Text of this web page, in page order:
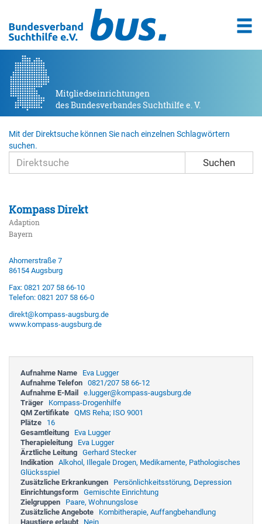
Mitgliedseinrichtungen
des Bundesverbandes Suchthilfe e. V.
Mit der Direktsuche können Sie nach einzelnen Schlagwörtern
suchen.
Suchen
Kompass Direkt
Adaption
Bayern
Ahornerstraße 7
86154 Augsburg
Fax: 0821 207 58 66-10
Telefon: 0821 207 58 66-0
direkt@kompass-augsburg.de
www.kompass-augsburg.de
Aufnahme Name
Eva Lugger
Aufnahme Telefon 0821/207 58 66-12
Aufnahme E-Mail
e.lugger@kompass-augsburg.de
Träger
Kompass-Drogenhilfe
QM Zertifikate QMS Reha; ISO 9001
Plätze
16
Gesamtleitung
Eva Lugger
Therapieleitung
Eva Lugger
Ärztliche Leitung Gerhard Stecker
Indikation Alkohol, Illegale Drogen, Medikamente, Pathologisches
Glücksspiel
Zusätzliche Erkrankungen
Persönlichkeitsstörung, Depression
Einrichtungsform Gemischte Einrichtung
Zielgruppen
Paare, Wohnungslose
Zusätzliche Angebote
Kombitherapie, Auffangbehandlung
Haustiere erlaubt
Nein